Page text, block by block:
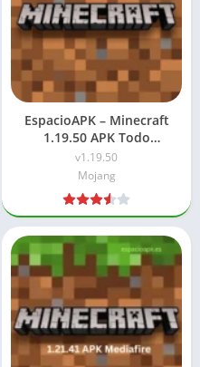
EspacioAPK – Minecraft
1.19.50 APK Todo
desbloqueado
v1.19.50
Mojang